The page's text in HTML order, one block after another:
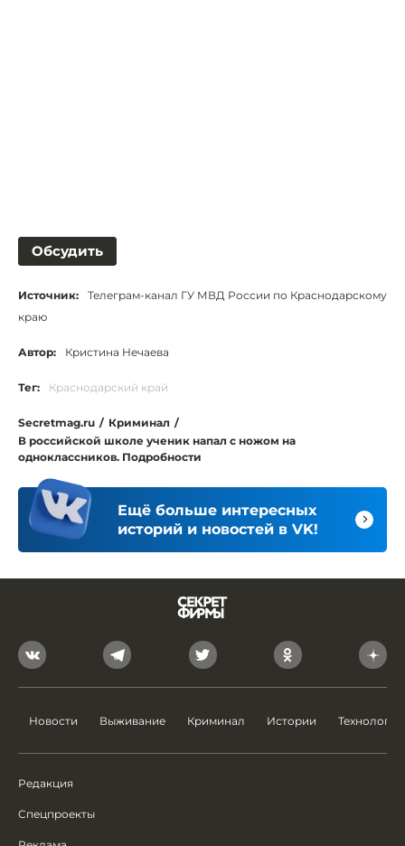
Обсудить
Источник:
Телеграм-канал ГУ МВД России по Краснодарскому
краю
Автор: Кристина Нечаева
Тег: Краснодарский край
Secretmag.ru / Криминал /
В российской школе ученик напал с ножом на
одноклассников. Подробности
Ещё больше интересных
историй и новостей в VK!
Новости Выживание Криминал Истории Технологии
Редакция
Спецпроекты